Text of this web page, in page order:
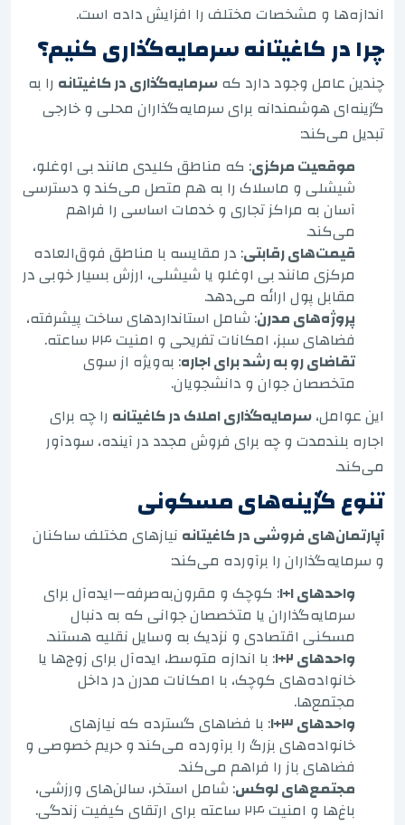
اندازه‌ها و مشخصات مختلف را افزایش داده است.
چرا در کاغیتانه سرمایه‌گذاری کنیم؟
چندین عامل وجود دارد کهسرمایه‌گذاری در کاغیتانه را به
گزینه‌ای هوشمندانه برای سرمایه‌گذاران محلی و خارجی
تبدیل می‌کند:
موقعیت مرکزی: که مناطق کلیدی مانند بی اوغلو،
شیشلی و ماسلاک را به هم متصل می‌کند و دسترسی
آسان به مراکز تجاری و خدمات اساسی را فراهم
می‌کند.
قیمت‌های رقابتی: در مقایسه با مناطق فوق‌العاده
مرکزی مانند بی اوغلو یا شیشلی، ارزش بسیار خوبی در
مقابل پول ارائه می‌دهد.
پروژه‌های مدرن: شامل استانداردهای ساخت پیشرفته،
فضاهای سبز، امکانات تفریحی و امنیت ۲۴ ساعته.
تقاضای رو به رشد برای اجاره: به‌ویژه از سوی
متخصصان جوان و دانشجویان.
این عوامل،سرمایه‌گذاری املاک در کاغیتانه را چه برای
اجاره بلندمدت و چه برای فروش مجدد در آینده، سودآور
می‌کند.
تنوع گزینه‌های مسکونی
آپارتمان‌های فروشی در کاغیتانه نیازهای مختلف ساکنان
و سرمایه‌گذاران را برآورده می‌کند:
واحدهای ۱+۱ : کوچک و مقرون‌به‌صرفه—ایده‌آل برای
سرمایه‌گذاران یا متخصصان جوانی که به دنبال
مسکنی اقتصادی و نزدیک به وسایل نقلیه هستند.
واحدهای ۲+۱
: با اندازه متوسط، ایده‌آل برای زوج‌ها یا
خانواده‌های کوچک، با امکانات مدرن در داخل
مجتمع‌ها.
واحدهای ۳+۱
: با فضاهای گسترده که نیازهای
خانواده‌های بزرگ را برآورده می‌کند و حریم خصوصی و
فضاهای باز را فراهم می‌کند.
مجتمع‌های لوکس: شامل استخر، سالن‌های ورزشی،
باغ‌ها و امنیت ۲۴ ساعته برای ارتقای کیفیت زندگی.